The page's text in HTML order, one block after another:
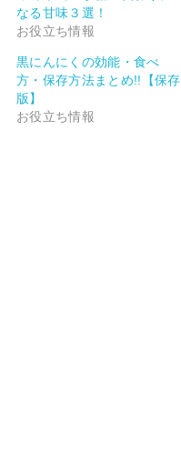
なる甘味３選！
お役立ち情報
黒にんにくの効能・食べ
方・保存方法まとめ!!【保存
版】
お役立ち情報